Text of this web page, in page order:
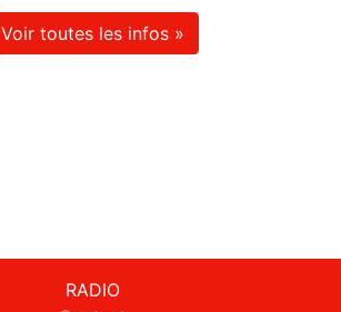
Voir toutes les infos »
RADIO